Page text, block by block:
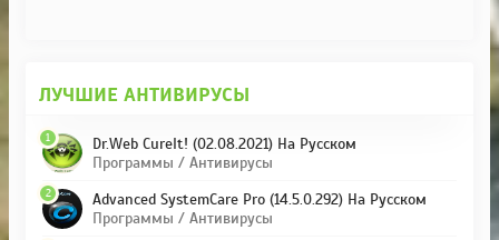
ЛУЧШИЕ АНТИВИРУСЫ
Dr.Web CureIt! (02.08.2021) На Русском
Программы / Антивирусы
1
Advanced SystemCare Pro (14.5.0.292) На Русском
Программы / Антивирусы
2